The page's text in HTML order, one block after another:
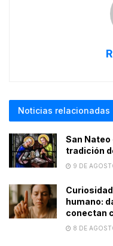
Noticias relacionadas
San
tradición
9 DE
humano:
conectan
8 DE